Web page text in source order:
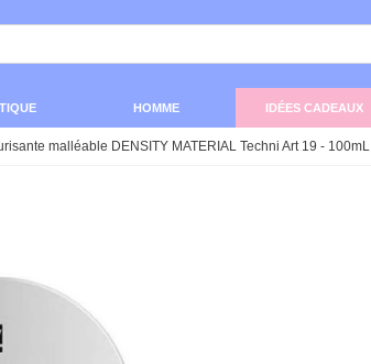
HOMME IDÉES CADEAUX
malléable DENSITY MATERIAL Techni Art 19 - 100mL